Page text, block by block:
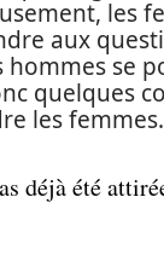
les
aux
hommes se
quelques
les femmes.
déjà été